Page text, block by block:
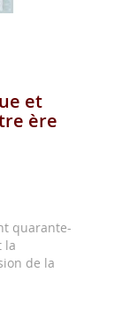
et
ère
quarante-
la
de la